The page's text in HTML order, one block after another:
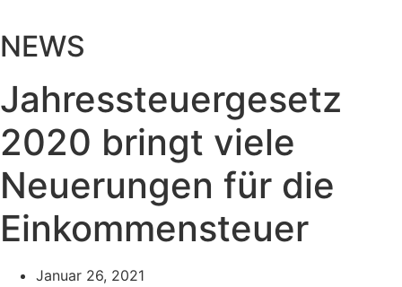
NEWS
Jahressteuergesetz
2020 bringt viele
Neuerungen für die
Einkommensteuer
Januar 26, 2021